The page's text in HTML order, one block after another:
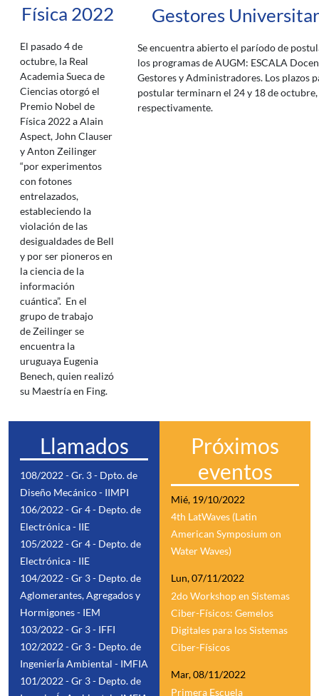
Física 2022
El pasado 4 de
octubre, la Real
Academia Sueca de
Ciencias otorgó el
Premio Nobel de
Física 2022 a Alain
Aspect, John Clauser
y Anton Zeilinger
“por experimentos
con fotones
entrelazados,
estableciendo la
violación de las
desigualdades de Bell
y por ser pioneros en
la ciencia de la
información
cuántica”. En el
grupo de trabajo
de Zeilinger se
encuentra la
uruguaya Eugenia
Benech, quien realizó
su Maestría en Fing.
Gestores
Se encuentra abierto el paríodo de
los programas de AUGM: ESCALA
Gestores y Administradores. Los plazos
postular terminarn el 24 y 18 de octubre,
respectivamente.
Llamados
108/2022 - Gr. 3 - Dpto. de
Diseño Mecánico - IIMPI
106/2022 - Gr 4 - Depto. de
Electrónica - IIE
105/2022 - Gr 4 - Depto. de
Electrónica - IIE
104/2022 - Gr 3 - Depto. de
Aglomerantes, Agregados y
Hormigones - IEM
103/2022 - Gr 3 - IFFI
102/2022 - Gr 3 - Depto. de
IngenierÍa Ambiental - IMFIA
101/2022 - Gr 3 - Depto. de
Próximos
eventos
Mié, 19/10/2022
4th LatWaves (Latin
American Symposium on
Water Waves)
Lun, 07/11/2022
2do Workshop en Sistemas
Ciber-Físicos: Gemelos
Digitales para los Sistemas
Ciber-Físicos
Mar, 08/11/2022
Primera Escuela